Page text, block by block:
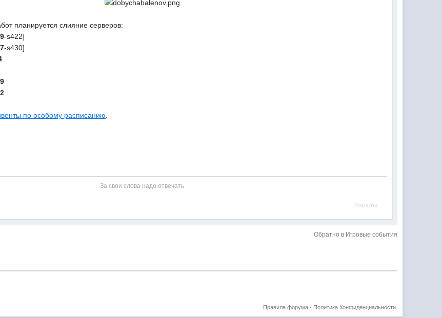
планируется слияние серверов:
-s422]
-s430]
по особому расписанию
За свои слова надо отвечать
Жалоба
Обратно в Игровые события
Политика Конфиденциальности
Правила форума·